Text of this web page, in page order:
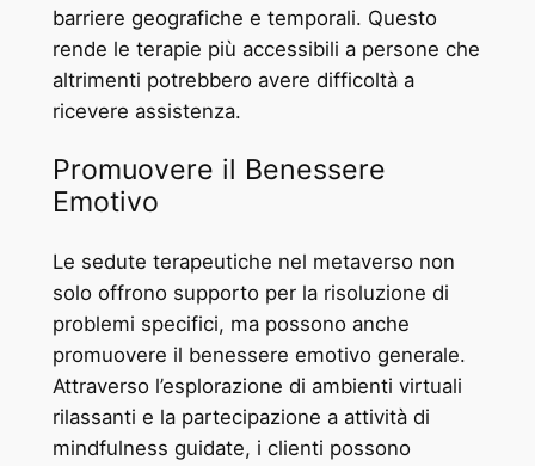
barriere geografiche e temporali. Questo
rende le terapie più accessibili a persone che
altrimenti potrebbero avere difficoltà a
ricevere assistenza.
Promuovere il Benessere
Emotivo
Le sedute terapeutiche nel metaverso non
solo offrono supporto per la risoluzione di
problemi specifici, ma possono anche
promuovere il benessere emotivo generale.
Attraverso l’esplorazione di ambienti virtuali
rilassanti e la partecipazione a attività di
mindfulness guidate, i clienti possono